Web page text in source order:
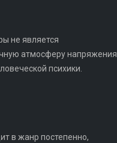
не является
атмосферу напряжения
психики.
в жанр постепенно,